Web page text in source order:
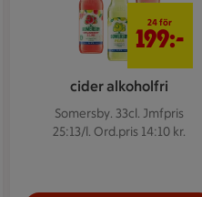
cider alkoholfri
Somersby. 33cl. Jmfpris
25:13/l. Ord.pris 14:10 kr.
24 för
199:-